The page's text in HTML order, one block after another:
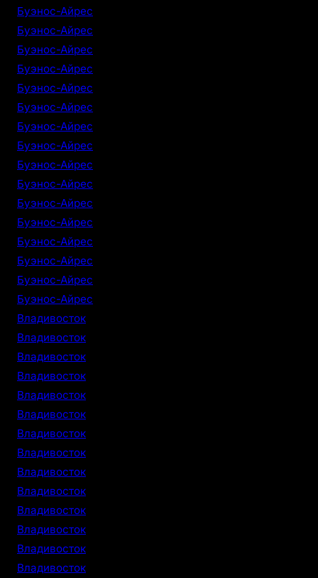
Буэнос-Айрес
Буэнос-Айрес
Буэнос-Айрес
Буэнос-Айрес
Буэнос-Айрес
Буэнос-Айрес
Буэнос-Айрес
Буэнос-Айрес
Буэнос-Айрес
Буэнос-Айрес
Буэнос-Айрес
Буэнос-Айрес
Буэнос-Айрес
Буэнос-Айрес
Буэнос-Айрес
Буэнос-Айрес
Владивосток
Владивосток
Владивосток
Владивосток
Владивосток
Владивосток
Владивосток
Владивосток
Владивосток
Владивосток
Владивосток
Владивосток
Владивосток
Владивосток